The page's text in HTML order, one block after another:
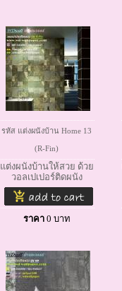
รหัส แต่งผนังบ้าน Home 13
(R-Fin)
แต่งผนังบ้านให้สวย ด้วย
วอลเปเปอร์ติดผนัง
ราคา 0 บาท